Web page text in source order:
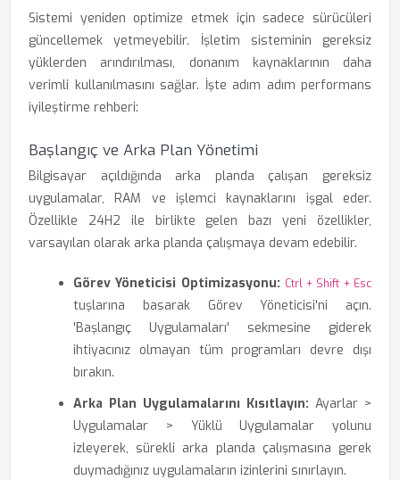
Sistemi yeniden optimize etmek için sadece sürücüleri
güncellemek yetmeyebilir. İşletim sisteminin gereksiz
yüklerden arındırılması, donanım kaynaklarının daha
verimli kullanılmasını sağlar. İşte adım adım performans
iyileştirme rehberi:
Başlangıç ve Arka Plan Yönetimi
Bilgisayar açıldığında arka planda çalışan gereksiz
uygulamalar, RAM ve işlemci kaynaklarını işgal eder.
Özellikle 24H2 ile birlikte gelen bazı yeni özellikler,
varsayılan olarak arka planda çalışmaya devam edebilir.
Görev Yöneticisi Optimizasyonu: Ctrl + Shift + Esc
tuşlarına basarak Görev Yöneticisi'ni açın.
'Başlangıç Uygulamaları' sekmesine giderek
ihtiyacınız olmayan tüm programları devre dışı
bırakın.
Arka Plan Uygulamalarını Kısıtlayın: Ayarlar >
Uygulamalar > Yüklü Uygulamalar yolunu
izleyerek, sürekli arka planda çalışmasına gerek
duymadığınız uygulamaların izinlerini sınırlayın.